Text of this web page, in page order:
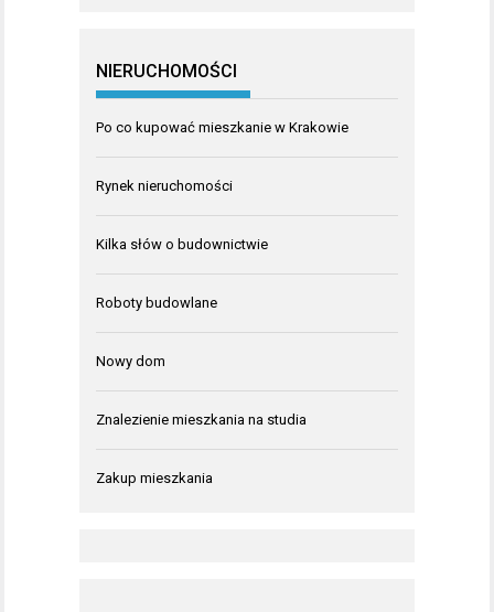
NIERUCHOMOŚCI
Po co kupować mieszkanie w Krakowie
Rynek nieruchomości
Kilka słów o budownictwie
Roboty budowlane
Nowy dom
Znalezienie mieszkania na studia
Zakup mieszkania